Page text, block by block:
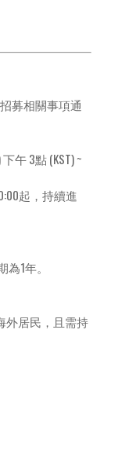
招募相關事項通
午 3點 (KST) ~
起，持續進
1年。
外居民，且需持